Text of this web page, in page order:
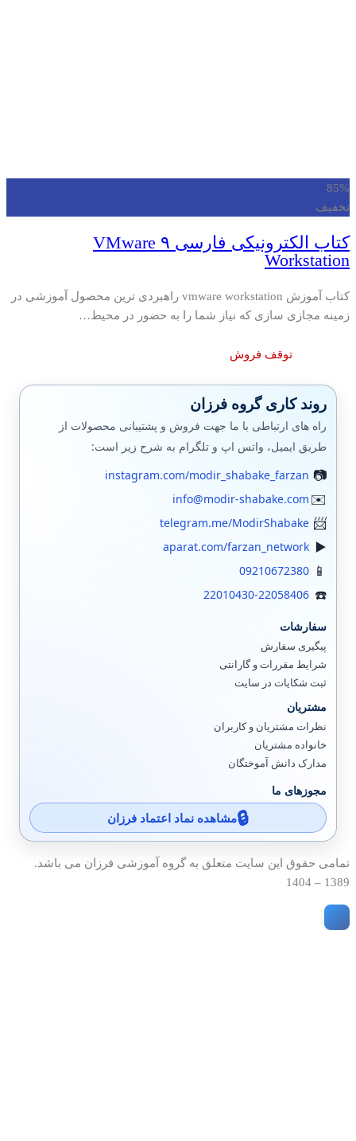
85%
تخفیف
کتاب الکترونیکی فارسی ۹ VMware
Workstation
کتاب آموزش vmware workstation راهبردی ترین محصول آموزشی در
زمینه مجازی سازی که نیاز شما را به حضور در محیط…
توقف فروش
روند کاری گروه فرزان
راه های ارتباطی با ما جهت فروش و پشتیبانی محصولات از
طریق ایمیل، واتس اپ و تلگرام به شرح زیر است:
instagram.com/modir_shabake_farzan
info@modir-shabake.com
telegram.me/ModirShabake
aparat.com/farzan_network
09210672380
22010430-22058406
سفارشات
پیگیری سفارش
شرایط مقررات و گارانتی
ثبت شکایات در سایت
مشتریان
نظرات مشتریان و کاربران
خانواده مشتریان
مدارک دانش آموختگان
مجوزهای ما
مشاهده نماد اعتماد فرزان
تمامی حقوق این سایت متعلق به گروه آموزشی فرزان می باشد.
1389 – 1404